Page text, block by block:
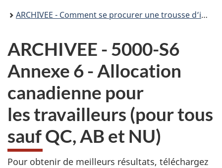
ARCHIVEE - Comment se procurer une trousse d’impôt T1 pour 2021
ARCHIVEE - 5000-S6
Annexe 6 - Allocation
canadienne pour
les travailleurs (pour tous
sauf QC, AB et NU)
Pour obtenir de meilleurs résultats, téléchargez